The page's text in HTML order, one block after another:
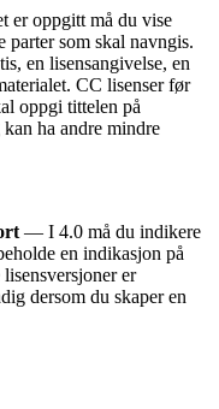
er oppgitt må du vise
parter som skal navngis.
en lisensangivelse, en
CC lisenser før
oppgi tittelen på
ha andre mindre
— I 4.0 må du indikere
en indikasjon på
er
dersom du skaper en